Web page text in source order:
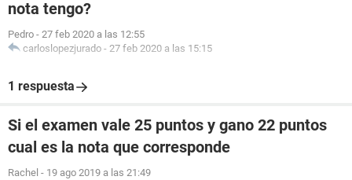
nota tengo?
Pedro - 27 feb 2020 a las 12:55
carloslopezjurado - 27 feb 2020 a las 15:15
1 respuesta
Si el examen vale 25 puntos y gano 22 puntos
cual es la nota que corresponde
Rachel - 19 ago 2019 a las 21:49